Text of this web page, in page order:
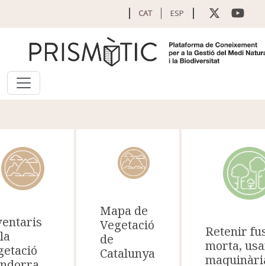
CAT ESP
Mapa de
Vegetació
de
Catalunya
Retenir
morta,